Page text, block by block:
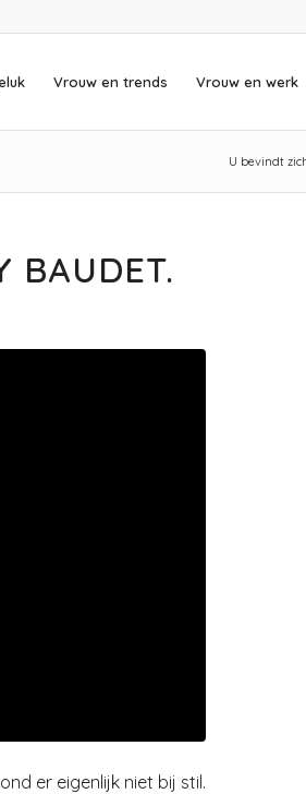
Vrouw en trends Vrouw en werk
U bevindt
BAUDET.
er eigenlijk niet bij stil.